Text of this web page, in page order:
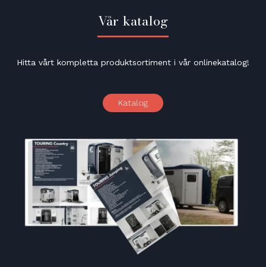
Vår katalog
Hitta vårt kompletta produktsortiment i vår onlinekatalog!
Katalog